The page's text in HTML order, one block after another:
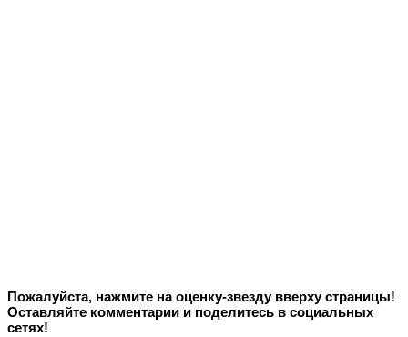
Пожалуйста, нажмите на оценку-звезду вверху страницы!
Оставляйте комментарии и поделитесь в социальных
сетях!